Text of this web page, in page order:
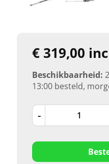
€ 319,00
Beschikbaarheid:
13:00 besteld,
-